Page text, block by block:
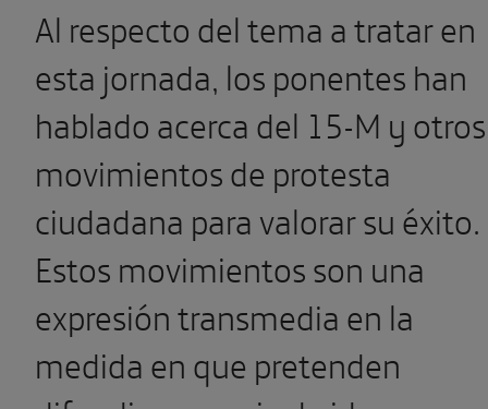
Al respecto del tema a tratar en
esta jornada, los ponentes han
hablado acerca del 15-M y otros
movimientos de protesta
ciudadana para valorar su éxito.
Estos movimientos son una
expresión transmedia en la
medida en que pretenden